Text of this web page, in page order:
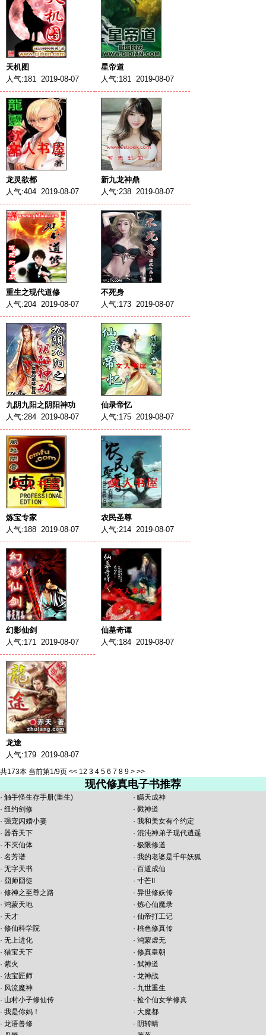
天机图
人气:181 2019-08-07
星帝道
人气:181 2019-08-07
龙灵欲都
人气:404 2019-08-07
新九龙神鼎
人气:238 2019-08-07
重生之现代道修
人气:204 2019-08-07
不死身
人气:173 2019-08-07
九阴九阳之阴阳神功
人气:284 2019-08-07
仙录帝忆
人气:175 2019-08-07
炼宝专家
人气:188 2019-08-07
农民圣尊
人气:214 2019-08-07
幻影仙剑
人气:171 2019-08-07
仙墓奇谭
人气:184 2019-08-07
龙途
人气:179 2019-08-07
共173本 当前第1/9页 << 12 3 4 5 6 7 8 9 > >>
现代修真电子书推荐
· 触手怪生存手册(重生) · 瞒天成神
· 纽约剑修 · 戮神道
· 强宠闪婚小妻 · 我和美女有个约定
· 器吞天下 · 混沌神弟子现代逍遥
· 不灭仙体 · 极限修道
· 名芳谱 · 我的老婆是千年妖狐
· 无字天书 · 百遁成仙
· 囧师囧徒 · 寸芒II
· 修神之至尊之路 · 异世修妖传
· 鸿蒙天地 · 炼心仙魔录
· 天才 · 仙帝打工记
· 修仙科学院 · 桃色修真传
· 无上进化 · 鸿蒙虚无
· 猎宝天下 · 修真皇朝
· 紫火 · 弑神道
· 法宝匠师 · 龙神战
· 风流魔神 · 九世重生
· 山村小子修仙传 · 捡个仙女学修真
· 我是你妈！ · 大魔都
· 龙语兽修 · 阴转晴